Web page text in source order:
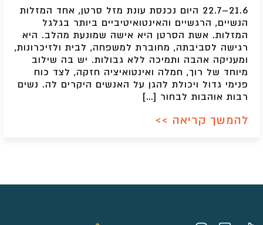
21.6–22.7 היום נכנסת עונת מזל סרטן, אחד המזלות
הנשיים, הרגשיים והאינטואיטיביים ביותר בגלגל
המזלות. אשת הסרטן היא אישה שמונעת מהלב. היא
רגישה לסביבתה, מחוברת למשפחה, לבית ולזיכרונות,
ומעניקה אהבה ותמיכה ללא גבולות. יש בה שילוב
מיוחד של רוך, חמלה ואינטואיציה חזקה, לצד כוח
פנימי גדול ויכולת להגן על האנשים היקרים לה. נשים
רבות אוהבות לבחור […]
להמשך קריאה >>